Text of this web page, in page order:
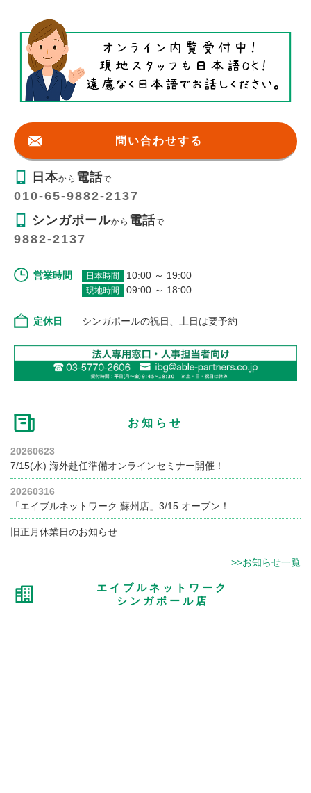
問い合わせする
日本から 電話で
010-65-9882-2137
シンガポールから 電話で
9882-2137
営業時間 日本時間 10:00 ～ 19:00
現地時間 09:00 ～ 18:00
定休日 シンガポールの祝日、土日は要予約
お知らせ
20260623
7/15(水) 海外赴任準備オンラインセミナー開催！
20260316
「エイブルネットワーク 蘇州店」3/15 オープン！
旧正月休業日のお知らせ
>>お知らせ一覧
エイブルネットワーク
シンガポール店